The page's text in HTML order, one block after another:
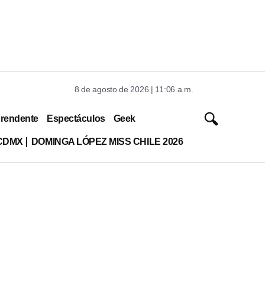
8 de agosto de 2026 | 11:06 a.m.
Espectáculos Geek
DOMINGA LÓPEZ MISS CHILE 2026